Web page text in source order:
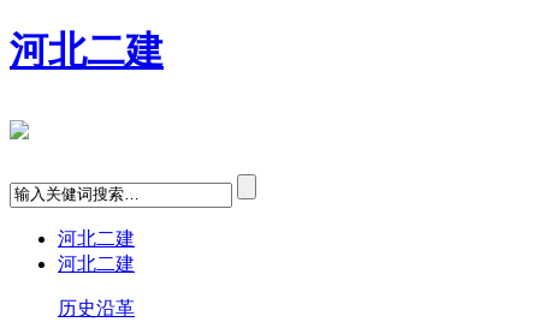
河北二建
河北二建
河北二建
历史沿革